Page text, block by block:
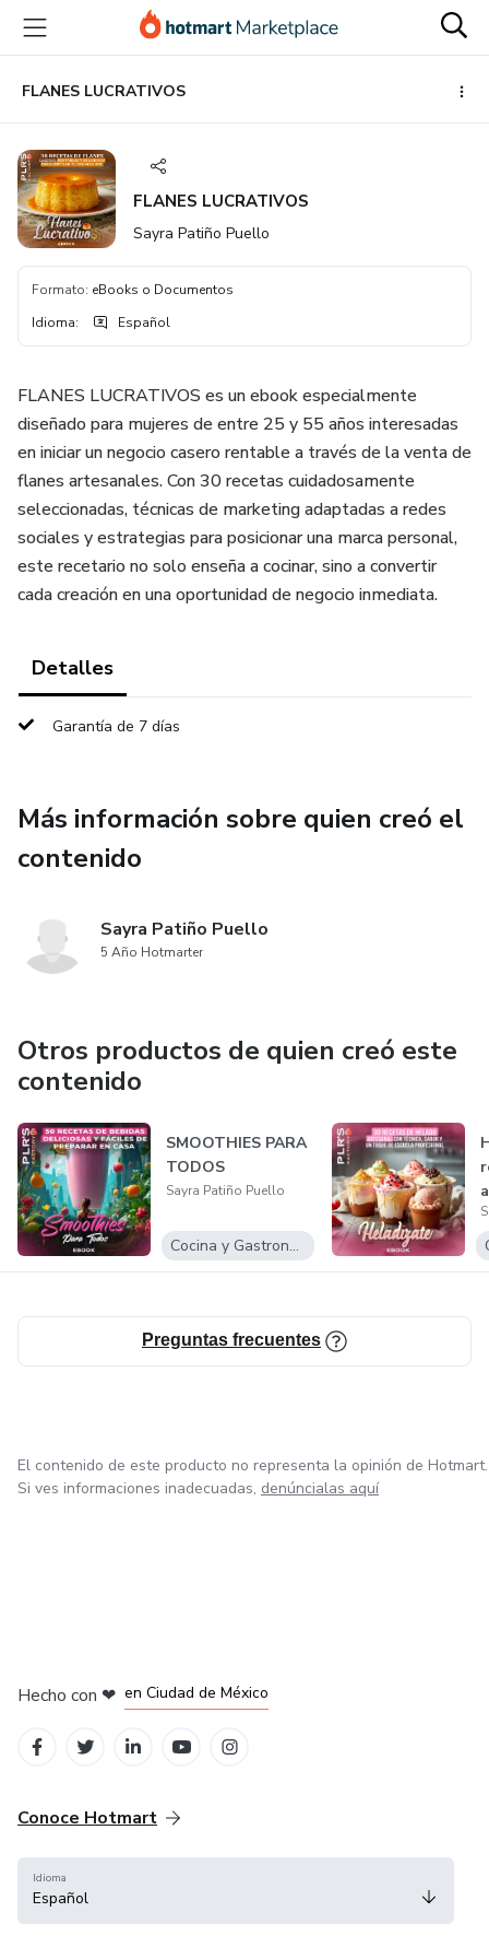
principal
página
de
página
FLANES LUCRATIVOS
FLANES LUCRATIVOS
Sayra Patiño Puello
Formato: eBooks o Documentos
Idioma: Español
FLANES LUCRATIVOS es un ebook especialmente
diseñado para mujeres de entre 25 y 55 años interesadas
en iniciar un negocio casero rentable a través de la venta de
flanes artesanales. Con 30 recetas cuidadosamente
seleccionadas, técnicas de marketing adaptadas a redes
sociales y estrategias para posicionar una marca personal,
este recetario no solo enseña a cocinar, sino a convertir
cada creación en una oportunidad de negocio inmediata.
Detalles
Garantía de 7 días
Más información sobre quien creó el
contenido
Sayra Patiño Puello
5 Año Hotmarter
Otros productos de quien creó este
contenido
SMOOTHIES PARA
TODOS
Sayra Patiño Puello
Cocina y Gastronomía
Preguntas frecuentes
El contenido de este producto no representa la opinión de Hotmart.
Si ves informaciones inadecuadas, denúncialas aquí
Hecho con ❤ en Ciudad de México
Conoce Hotmart
Idioma
Español